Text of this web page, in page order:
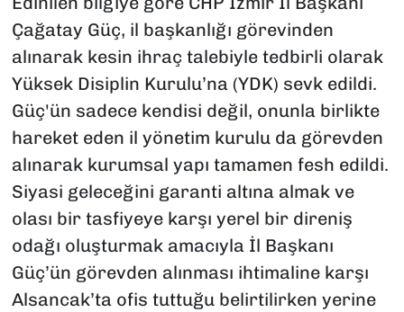
Çağatay Güç, il başkanlığı görevinden
alınarak kesin ihraç talebiyle tedbirli olarak
Yüksek Disiplin Kurulu’na (YDK) sevk edildi.
Güç'ün sadece kendisi değil, onunla birlikte
hareket eden il yönetim kurulu da görevden
alınarak kurumsal yapı tamamen fesh edildi.
Siyasi geleceğini garanti altına almak ve
olası bir tasfiyeye karşı yerel bir direniş
odağı oluşturmak amacıyla İl Başkanı
Güç’ün görevden alınması ihtimaline karşı
Alsancak’ta ofis tuttuğu belirtilirken yerine